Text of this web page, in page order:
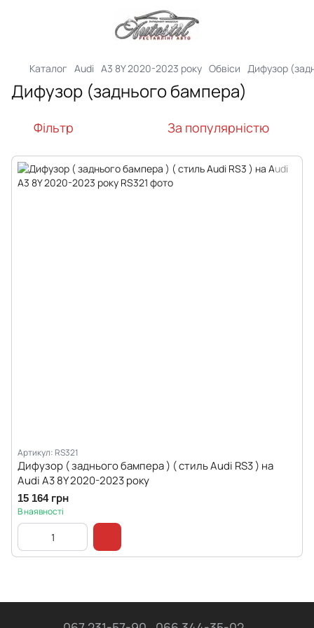
Каталог Audi A3 8Y 2020-2023 року Обвіси Дифузор
Дифузор (заднього бампера)
Фільтр За популярністю
Артикул: RS321
Дифузор ( заднього бампера ) ( стиль Audi RS3 ) на
Audi A3 8Y 2020-2023 року
15 164 грн
В наявності